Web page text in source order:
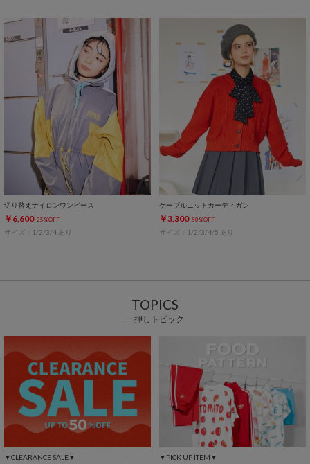
切り替えナイロンワンピース
￥6,600 25%OFF
サイズ：1/2/3/4 あり
ケーブルニットカーディガン
￥3,300 50%OFF
サイズ：1/2/3/4/5 あり
TOPICS
一押しトピック
▼CLEARANCE SALE▼
▼PICK UP ITEM▼